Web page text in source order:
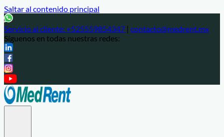
Saltar al contenido principal
Servicio al cliente: +525559854347 | contacto@medrent.mx
Síguenos en todas nuestras redes: